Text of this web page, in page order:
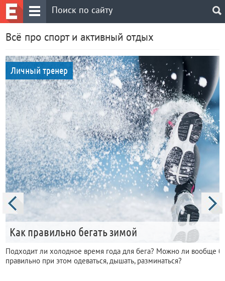
Всё про спорт и активный отдых
Личный тренер
Как правильно бегать зимой
Подходит ли холодное время года для бега? Можно ли вообще
правильно при этом одеваться, дышать, разминаться?